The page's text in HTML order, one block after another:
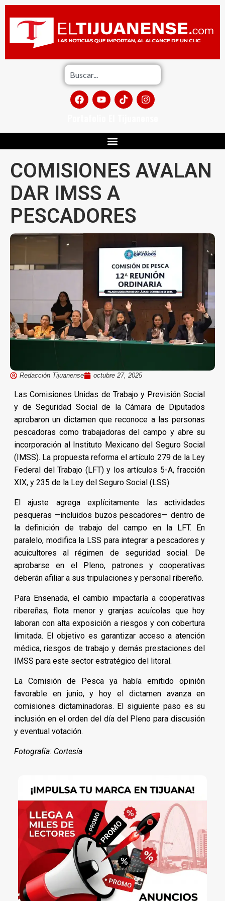
COMISIONES AVALAN
DAR IMSS A
PESCADORES
Redacción Tijuanense octubre 27, 2025
Las Comisiones Unidas de Trabajo y Previsión Social
y de Seguridad Social de la Cámara de Diputados
aprobaron un dictamen que reconoce a las personas
pescadoras como trabajadoras del campo y abre su
incorporación al Instituto Mexicano del Seguro Social
(IMSS). La propuesta reforma el artículo 279 de la Ley
Federal del Trabajo (LFT) y los artículos 5-A, fracción
XIX, y 235 de la Ley del Seguro Social (LSS).
El ajuste agrega explícitamente las actividades
pesqueras —incluidos buzos pescadores— dentro de
la definición de trabajo del campo en la LFT. En
paralelo, modifica la LSS para integrar a pescadores y
acuicultores al régimen de seguridad social. De
aprobarse en el Pleno, patrones y cooperativas
deberán afiliar a sus tripulaciones y personal ribereño.
Para Ensenada, el cambio impactaría a cooperativas
ribereñas, flota menor y granjas acuícolas que hoy
laboran con alta exposición a riesgos y con cobertura
limitada. El objetivo es garantizar acceso a atención
médica, riesgos de trabajo y demás prestaciones del
IMSS para este sector estratégico del litoral.
La Comisión de Pesca ya había emitido opinión
favorable en junio, y hoy el dictamen avanza en
comisiones dictaminadoras. El siguiente paso es su
inclusión en el orden del día del Pleno para discusión
y eventual votación.
Fotografía: Cortesía